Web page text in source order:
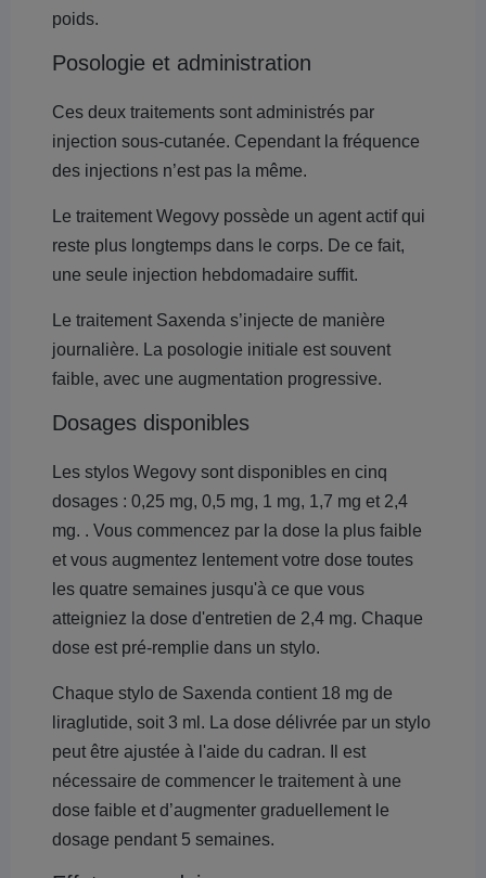
poids.
Posologie et administration
Ces deux traitements sont administrés par
injection sous-cutanée. Cependant la fréquence
des injections n’est pas la même.
Le traitement Wegovy possède un agent actif qui
reste plus longtemps dans le corps. De ce fait,
une seule injection hebdomadaire suffit.
Le traitement Saxenda s’injecte de manière
journalière. La posologie initiale est souvent
faible, avec une augmentation progressive.
Dosages disponibles
Les stylos Wegovy sont disponibles en cinq
dosages : 0,25 mg, 0,5 mg, 1 mg, 1,7 mg et 2,4
mg. . Vous commencez par la dose la plus faible
et vous augmentez lentement votre dose toutes
les quatre semaines jusqu'à ce que vous
atteigniez la dose d'entretien de 2,4 mg. Chaque
dose est pré-remplie dans un stylo.
Chaque stylo de Saxenda contient 18 mg de
liraglutide, soit 3 ml. La dose délivrée par un stylo
peut être ajustée à l'aide du cadran. Il est
nécessaire de commencer le traitement à une
dose faible et d’augmenter graduellement le
dosage pendant 5 semaines.